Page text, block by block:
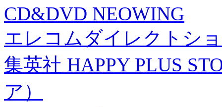
CD&DVD NEOWING
エレコムダイレクトシ
集英社 HAPPY PLUS
ア）